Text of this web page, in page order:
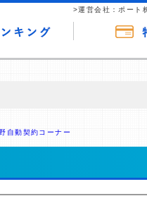
>運営会社：ポート
自動契約コーナー